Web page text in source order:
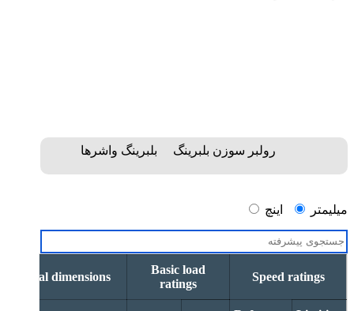
رولبر سوزن بلبرینگ بلبرینگ واشرها
میلیمتر اینچ
dimensions
Basic load
ratings
Speed ratings